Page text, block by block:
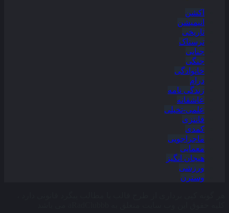
اکشن
انیمیشن
تاریخی
ترسناک
جنایی
جنگی
خانوادگی
درام
زندگی نامه
عاشقانه
علمی-تخیلی
فانتزی
کمدی
ماجراجویی
معمایی
هیجان انگیز
ورزشی
وسترن